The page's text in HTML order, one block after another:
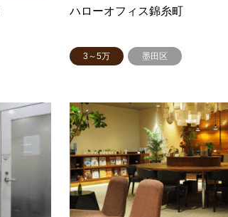
ハローオフィス錦糸町
3～5万 墨田区